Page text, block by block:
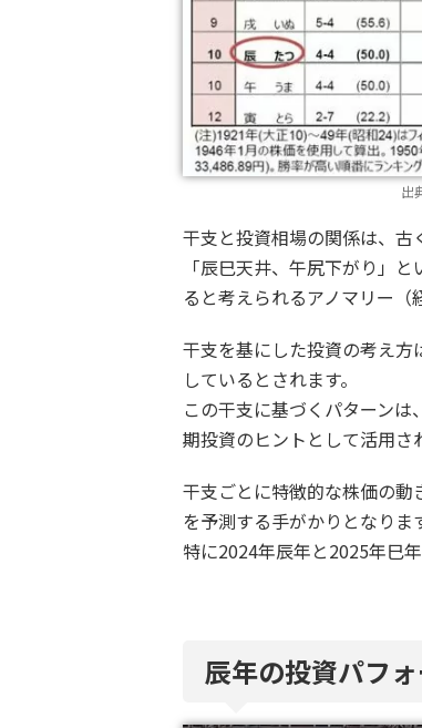
出
干支と投資相場の関係は、古
「辰巳天井、午尻下がり」
ると考えられるアノマリー（
干支を基にした投資の考え
しているとされます。
この干支に基づくパターン
期投資のヒントとして活用さ
干支ごとに特徴的な株価の
を予測する手がかりとなりま
特に2024年辰年と2025年巳
辰年の投資パフ